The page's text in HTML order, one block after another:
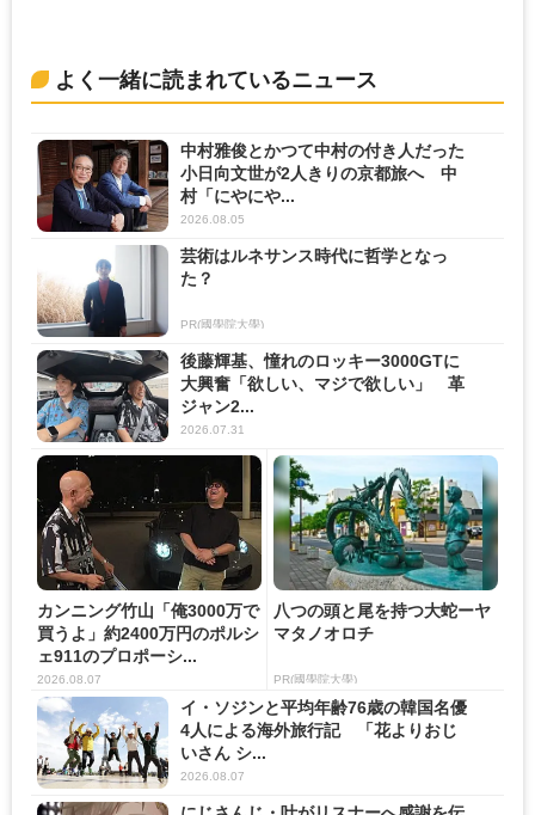
よく一緒に読まれているニュース
中村雅俊とかつて中村の付き人だった
小日向文世が2人きりの京都旅へ 中
村「にやにや...
2026.08.05
芸術はルネサンス時代に哲学となっ
た？
PR(國學院大學)
後藤輝基、憧れのロッキー3000GTに
大興奮「欲しい、マジで欲しい」 革
ジャン2...
2026.07.31
カンニング竹山「俺3000万で
買うよ」約2400万円のポルシ
ェ911のプロポーシ...
2026.08.07
八つの頭と尾を持つ大蛇ーヤ
マタノオロチ
PR(國學院大學)
イ・ソジンと平均年齢76歳の韓国名優
4人による海外旅行記 「花よりおじ
いさん シ...
2026.08.07